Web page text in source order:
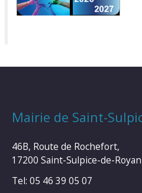
Mairie de Saint-
46B, Route de Rochefort,
17200 Saint-Sulpice-de-Royan
Tel: 05 46 39 05 07